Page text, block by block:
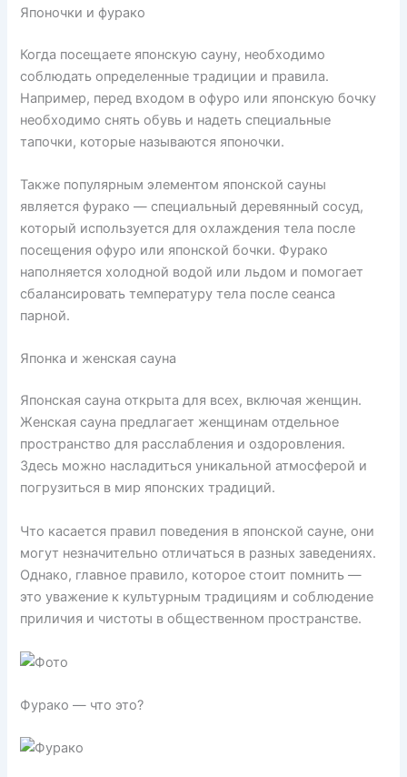
Японочки и фурако
Когда посещаете японскую сауну, необходимо
соблюдать определенные традиции и правила.
Например, перед входом в офуро или японскую бочку
необходимо снять обувь и надеть специальные
тапочки, которые называются японочки.
Также популярным элементом японской сауны
является фурако — специальный деревянный сосуд,
который используется для охлаждения тела после
посещения офуро или японской бочки. Фурако
наполняется холодной водой или льдом и помогает
сбалансировать температуру тела после сеанса
парной.
Японка и женская сауна
Японская сауна открыта для всех, включая женщин.
Женская сауна предлагает женщинам отдельное
пространство для расслабления и оздоровления.
Здесь можно насладиться уникальной атмосферой и
погрузиться в мир японских традиций.
Что касается правил поведения в японской сауне, они
могут незначительно отличаться в разных заведениях.
Однако, главное правило, которое стоит помнить —
это уважение к культурным традициям и соблюдение
приличия и чистоты в общественном пространстве.
Фурако — что это?